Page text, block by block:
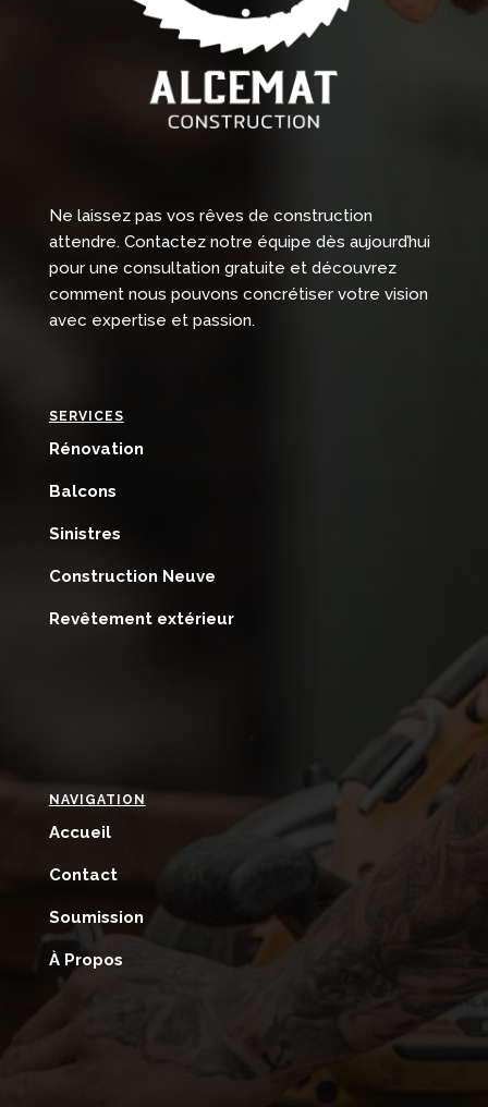
Ne laissez pas vos rêves de construction
attendre. Contactez notre équipe dès aujourd’hui
pour une consultation gratuite et découvrez
comment nous pouvons concrétiser votre vision
avec expertise et passion.
SERVICES
Rénovation
Balcons
Sinistres
Construction Neuve
Revêtement extérieur
NAVIGATION
Accueil
Contact
Soumission
À Propos